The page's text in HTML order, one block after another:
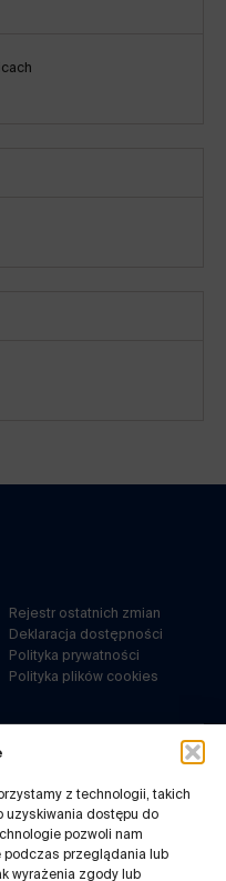
z technologii, takich
uzyskiwania dostępu do
pozwoli nam
podczas przeglądania lub
wyrażenia zgody lub
Rejestr ostatnich zmian
Deklaracja dostępności
Polityka prywatności
Polityka plików cookies